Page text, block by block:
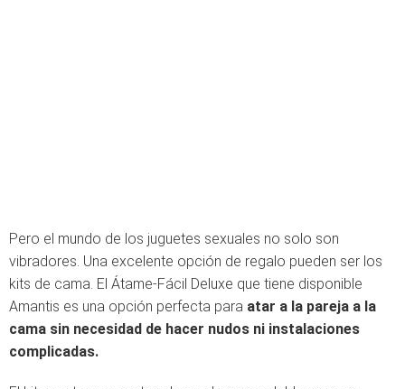
Pero el mundo de los juguetes sexuales no solo son
vibradores. Una excelente opción de regalo pueden ser los
kits de cama. El Átame-Fácil Deluxe que tiene disponible
Amantis es una opción perfecta para atar a la pareja a la
cama sin necesidad de hacer nudos ni instalaciones
complicadas.